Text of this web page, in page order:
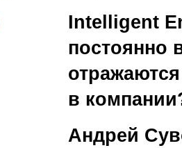
Intelligent
постоянно
в
Андрей